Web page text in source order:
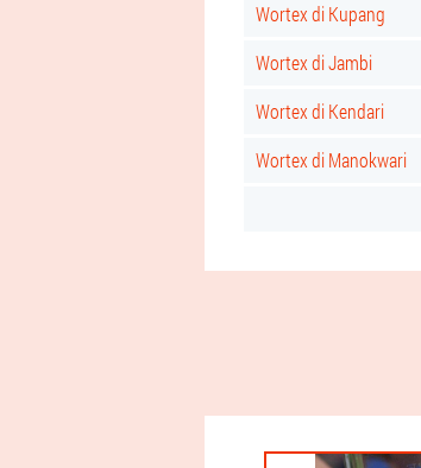
Wortex di Kupang
Wortex di Jambi
Wortex di Kendari
Wortex di Manokwari